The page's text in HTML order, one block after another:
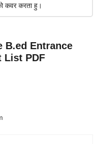
कवर करता हु।
B.ed Entrance
List PDF